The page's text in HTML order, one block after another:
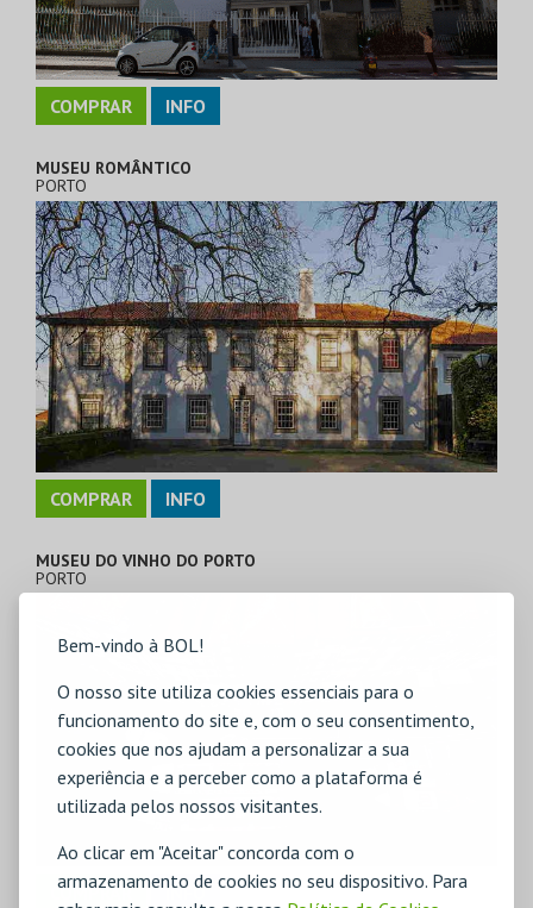
Bem-vindo à BOL!
O nosso site utiliza cookies essenciais para o
funcionamento do site e, com o seu consentimento,
cookies que nos ajudam a personalizar a sua
experiência e a perceber como a plataforma é
utilizada pelos nossos visitantes.
Ao clicar em "Aceitar" concorda com o
armazenamento de cookies no seu dispositivo. Para
COMPRAR INFO
MUSEU ROMÂNTICO
PORTO
COMPRAR INFO
MUSEU DO VINHO DO PORTO
PORTO
COMPRAR INFO